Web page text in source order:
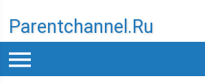
Parentchannel.ru